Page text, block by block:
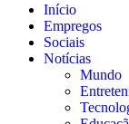
Início
Empregos
Sociais
Notícias
Mundo